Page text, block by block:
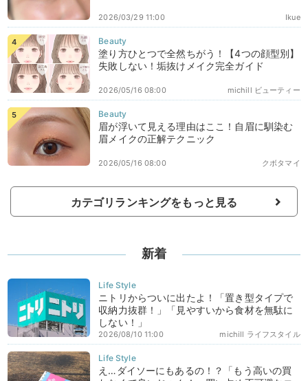
Ikue
2026/03/29 11:00
塗り方ひとつで全然ちがう！【4つの顔型別】
失敗しない！垢抜けメイク完全ガイド
michill ビューティー
2026/05/16 08:00
眉が浮いて見える理由はここ！自眉に馴染む
眉メイクの正解テクニック
クボタマイ
2026/05/16 08:00
カテゴリランキングをもっと見る
新着
ニトリからついに出たよ！「置き型タイプで
収納力抜群！」「見やすいから食材を無駄に
しない！」
michill ライフスタイル
2026/08/10 11:00
え…ダイソーにもあるの！？「もう高いの買